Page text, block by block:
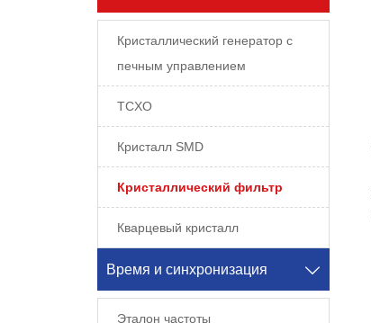
Кристаллический генератор с
печным управлением
TCXO
Кристалл SMD
Кристаллический фильтр
Кварцевый кристалл
Время и синхронизация 
Эталон частоты